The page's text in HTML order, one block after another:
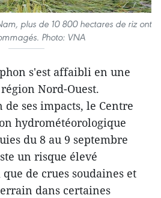
plus de 10 800 hectares de riz ont
Photo: VNA
s'est affaibli en une
Nord-Ouest.
ses impacts, le Centre
hydrométéorologique
du 8 au 9 septembre
un risque élevé
de crues soudaines et
dans certaines